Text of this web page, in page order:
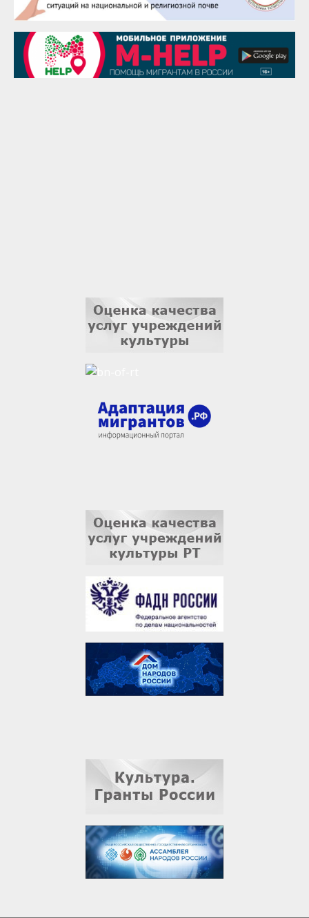
28 августа
Чингиз Мустафаев
29 августа
Надежда Рослова